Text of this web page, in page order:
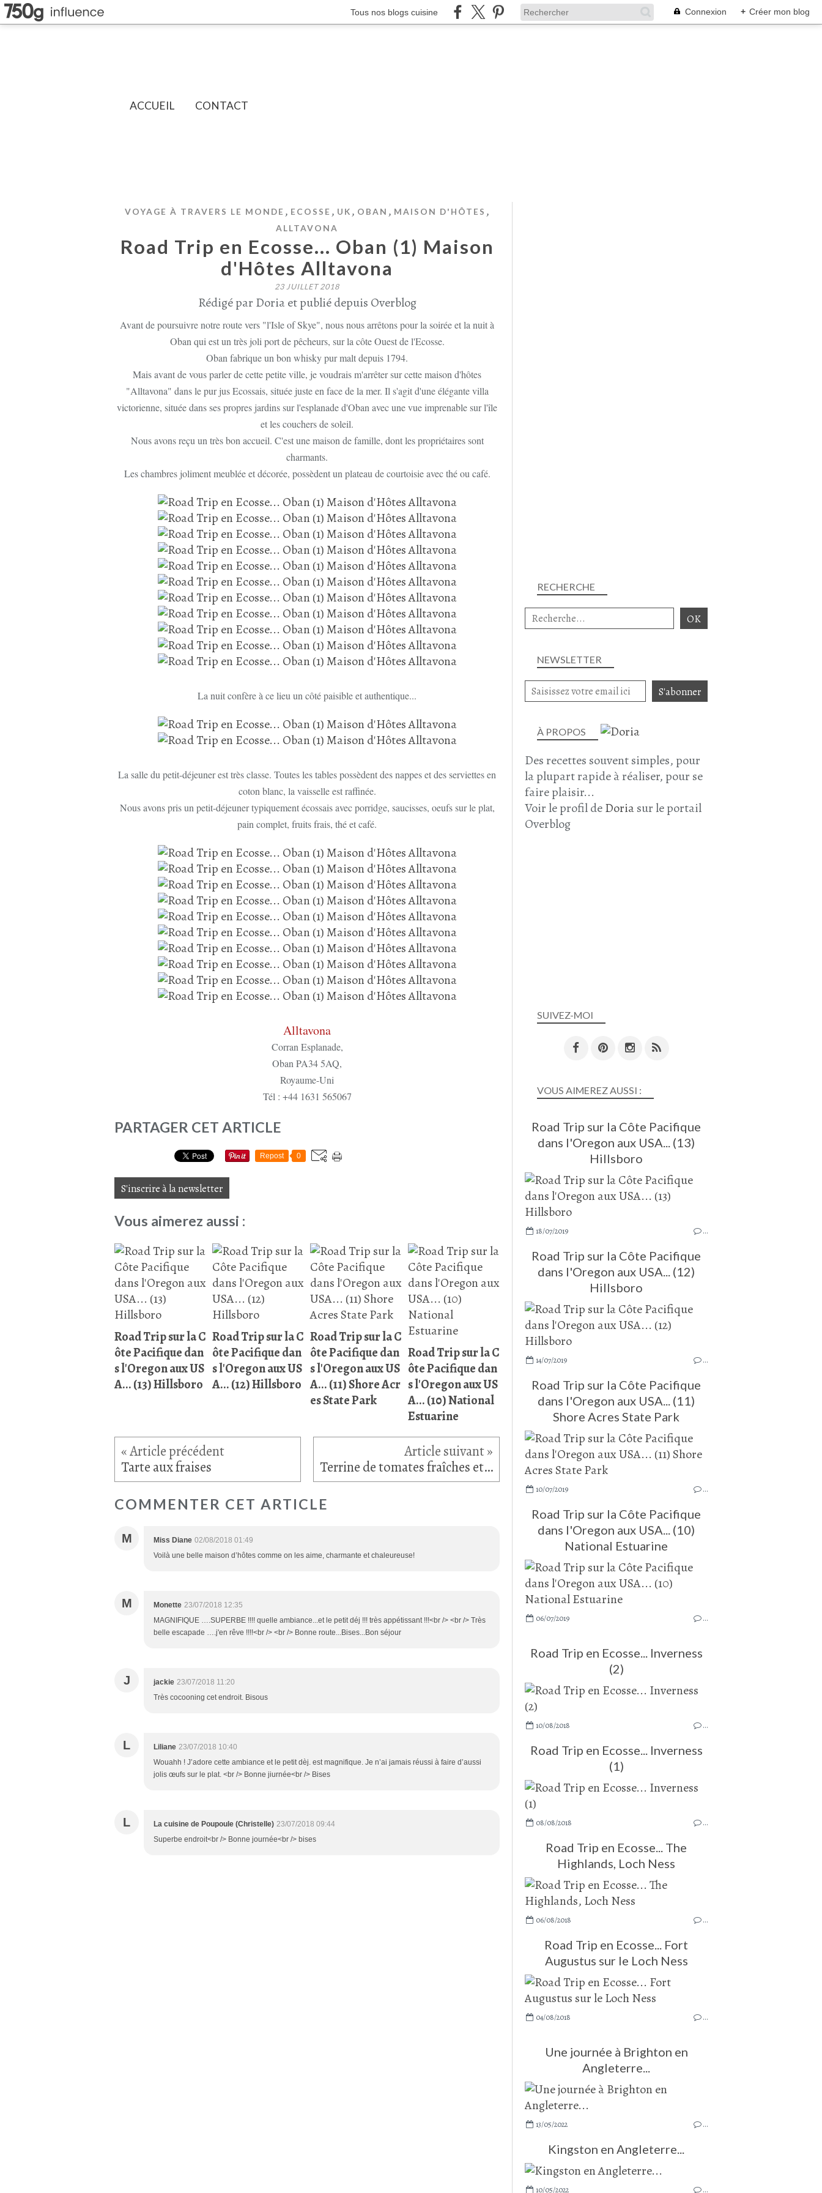
Tous nos blogs cuisine Connexion + Créer mon blog
ACCUEIL CONTACT
VOYAGE À TRAVERS LE MONDE , ECOSSE , UK , OBAN , MAISON D'HÔTES ,
ALLTAVONA
Road Trip en Ecosse... Oban (1) Maison
d'Hôtes Alltavona
23 JUILLET 2018
Rédigé par Doria et publié depuis Overblog
Avant de poursuivre notre route vers "l'Isle of Skye", nous nous arrêtons pour la soirée et la nuit à
Oban qui est un très joli port de pêcheurs, sur la côte Ouest de l'Ecosse.
Oban fabrique un bon whisky pur malt depuis 1794.
Mais avant de vous parler de cette petite ville, je voudrais m'arrêter sur cette maison d'hôtes
"Alltavona" dans le pur jus Ecossais, située juste en face de la mer. Il s'agit d'une élégante villa
victorienne, située dans ses propres jardins sur l'esplanade d'Oban avec une vue imprenable sur l'île
et les couchers de soleil.
Nous avons reçu un très bon accueil. C'est une maison de famille, dont les propriétaires sont
charmants.
Les chambres joliment meublée et décorée, possèdent un plateau de courtoisie avec thé ou café.
La nuit confère à ce lieu un côté paisible et authentique...
La salle du petit-déjeuner est très classe. Toutes les tables possèdent des nappes et des serviettes en
coton blanc, la vaisselle est raffinée.
Nous avons pris un petit-déjeuner typiquement écossais avec porridge, saucisses, oeufs sur le plat,
pain complet, fruits frais, thé et café.
Alltavona
Corran Esplanade,
Oban PA34 5AQ,
Royaume-Uni
Tél : +44 1631 565067
PARTAGER CET ARTICLE
Repost 0
S'inscrire à la newsletter
Vous aimerez aussi :
Road Trip sur la C
ôte Pacifique dan
s l'Oregon aux US
A... (13) Hillsboro
Road Trip sur la C
ôte Pacifique dan
s l'Oregon aux US
A... (12) Hillsboro
Road Trip sur la C
ôte Pacifique dan
s l'Oregon aux US
A... (11) Shore Acr
es State Park
Road Trip sur la C
ôte Pacifique dan
s l'Oregon aux US
A... (10) National
Estuarine
Tarte aux fraises Terrine de tomates fraîches et aubergine
COMMENTER CET ARTICLE
M Miss Diane 02/08/2018 01:49
Voilà une belle maison d’hôtes comme on les aime, charmante et chaleureuse!
M Monette 23/07/2018 12:35
MAGNIFIQUE ….SUPERBE !!!! quelle ambiance...et le petit déj !!! très appétissant !!!<br /> <br /> Très
belle escapade ….j'en rêve !!!!<br /> <br /> Bonne route...Bises...Bon séjour
J jackie 23/07/2018 11:20
Très cocooning cet endroit. Bisous
L Liliane 23/07/2018 10:40
Wouahh ! J’adore cette ambiance et le petit dèj. est magnifique. Je n’ai jamais réussi à faire d’aussi
jolis œufs sur le plat. <br /> Bonne jiurnée<br /> Bises
L La cuisine de Poupoule (Christelle) 23/07/2018 09:44
Superbe endroit<br /> Bonne journée<br /> bises
NEWSLETTER
SUIVEZ-MOI
RECHERCHE
À PROPOS
Des recettes souvent simples, pour
la plupart rapide à réaliser, pour se
faire plaisir...
Voir le profil deDoriasur le portail
Overblog
VOUS AIMEREZ AUSSI :
Road Trip sur la Côte Pacifique
dans l'Oregon aux USA... (13)
Hillsboro
18/07/2019 …
Road Trip sur la Côte Pacifique
dans l'Oregon aux USA... (12)
Hillsboro
14/07/2019 …
Road Trip sur la Côte Pacifique
dans l'Oregon aux USA... (11)
Shore Acres State Park
10/07/2019 …
Road Trip sur la Côte Pacifique
dans l'Oregon aux USA... (10)
National Estuarine
06/07/2019 …
Road Trip en Ecosse... Inverness
(2)
10/08/2018 …
Road Trip en Ecosse... Inverness
(1)
08/08/2018 …
Road Trip en Ecosse... The
Highlands, Loch Ness
06/08/2018 …
Road Trip en Ecosse... Fort
Augustus sur le Loch Ness
04/08/2018 …
Une journée à Brighton en
Angleterre...
13/05/2022 …
Kingston en Angleterre...
10/05/2022 …